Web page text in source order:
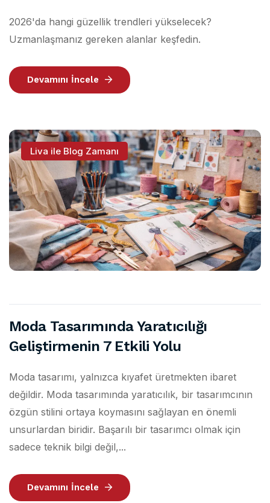
2026'da hangi güzellik trendleri yükselecek?
Uzmanlaşmanız gereken alanlar keşfedin.
Devamını İncele
Liva ile Blog Zamanı
Moda Tasarımında Yaratıcılığı
Geliştirmenin 7 Etkili Yolu
Moda tasarımı, yalnızca kıyafet üretmekten ibaret
değildir. Moda tasarımında yaratıcılık, bir tasarımcının
özgün stilini ortaya koymasını sağlayan en önemli
unsurlardan biridir. Başarılı bir tasarımcı olmak için
sadece teknik bilgi değil,...
Devamını İncele